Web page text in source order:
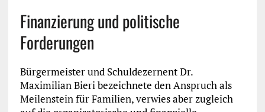
Finanzierung und politische
Forderungen
Bürgermeister und Schuldezernent Dr.
Maximilian Bieri bezeichnete den Anspruch als
Meilenstein für Familien, verwies aber zugleich